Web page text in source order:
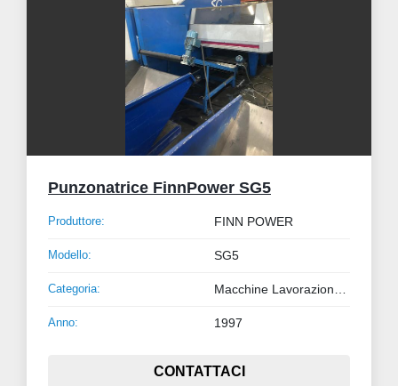
Punzonatrice FinnPower SG5
Produttore: FINN POWER
Modello: SG5
Categoria:
Anno: 1997
CONTATTACI